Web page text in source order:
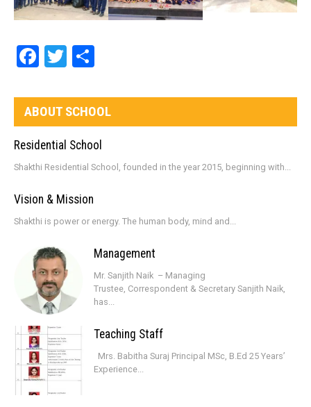
Facebook
Twitter
ABOUT SCHOOL
Residential School
Shakthi Residential School, founded in the year 2015, beginning with...
Vision & Mission
Shakthi is power or energy. The human body, mind and...
Management
Mr. Sanjith Naik – Managing
Trustee, Correspondent & Secretary Sanjith Naik,
has...
Teaching Staff
Mrs. Babitha Suraj Principal MSc, B.Ed 25 Years’
Experience...